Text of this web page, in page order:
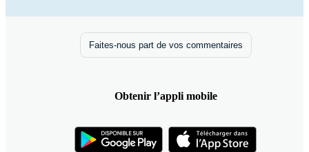
Faites-nous part de vos commentaires
Obtenir l’appli mobile